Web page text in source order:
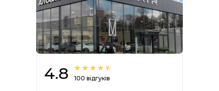
100 відгуків
4.8